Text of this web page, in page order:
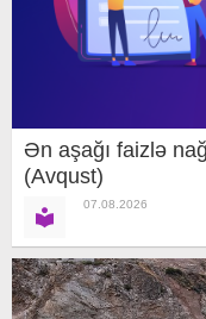
Ən aşağı faizlə
(Avqust)
07.08.2026